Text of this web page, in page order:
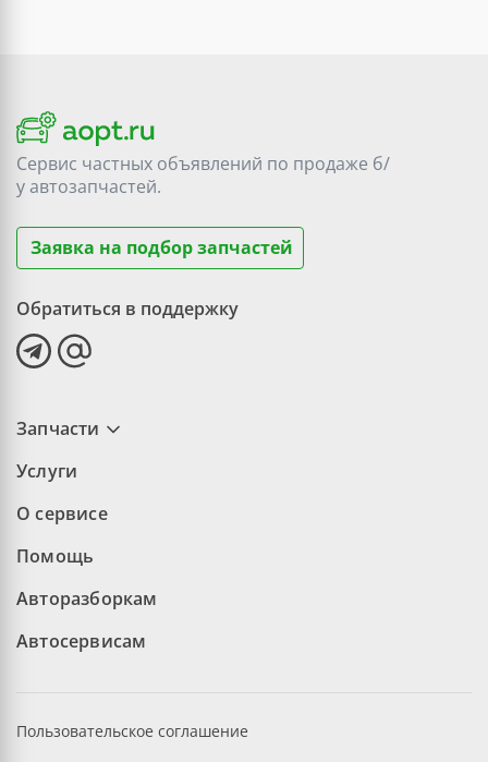
Сервис частных объявлений по продаже б/
уавтозапчастей.
Заявка на подбор запчастей
Обратиться в поддержку
Запчасти
Услуги
О сервисе
Помощь
Авторазборкам
Автосервисам
Пользовательское соглашение